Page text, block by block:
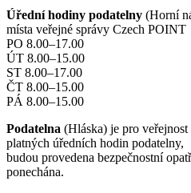
Úřední hodiny podatelny (Horní
místa veřejné správy Czech POINT
PO 8.00–17.00
ÚT 8.00–15.00
ST 8.00–17.00
ČT 8.00–15.00
PÁ 8.00–15.00
Podatelna (Hláska) je pro veřejnost
platných úředních hodin podatelny,
budou provedena bezpečnostní
ponechána.